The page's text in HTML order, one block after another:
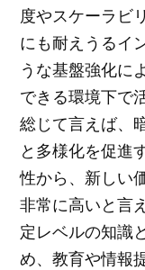
度やスケーラビ
にも耐えうるイ
うな基盤強化に
できる環境下で
総じて言えば、
と多様化を促進
性から、新しい
非常に高いと言
定レベルの知識
め、教育や情報